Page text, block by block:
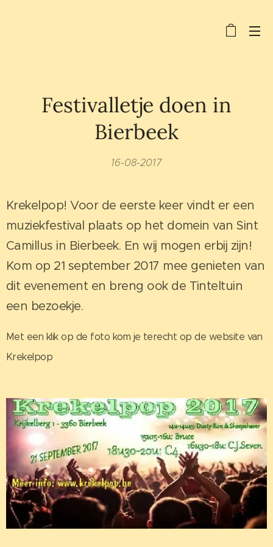
Festivalletje doen in
Bierbeek
16-08-2017
Krekelpop! Voor de eerste keer vindt er een
muziekfestival plaats op het domein van Sint
Camillus in Bierbeek. En wij mogen erbij zijn!
Kom op 21 september 2017 mee genieten van
dit evenement en breng ook de Tinteltuin
een bezoekje.
Met een klik op de foto kom je terecht op de website van
Krekelpop